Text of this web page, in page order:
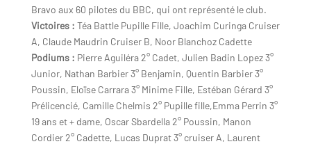
Bravo aux 60 pilotes du BBC, qui ont représenté le club.
Victoires : Téa Battle Pupille Fille, Joachim Curinga Cruiser
A, Claude Maudrin Cruiser B, Noor Blanchoz Cadette
Podiums : Pierre Aguiléra 2° Cadet, Julien Badin Lopez 3°
Junior, Nathan Barbier 3° Benjamin, Quentin Barbier 3°
Poussin, Eloïse Carrara 3° Minime Fille, Estéban Gérard 3°
Prélicencié, Camille Chelmis 2° Pupille fille,Emma Perrin 3°
19 ans et + dame, Oscar Sbardella 2° Poussin, Manon
Cordier 2° Cadette, Lucas Duprat 3° cruiser A, Laurent